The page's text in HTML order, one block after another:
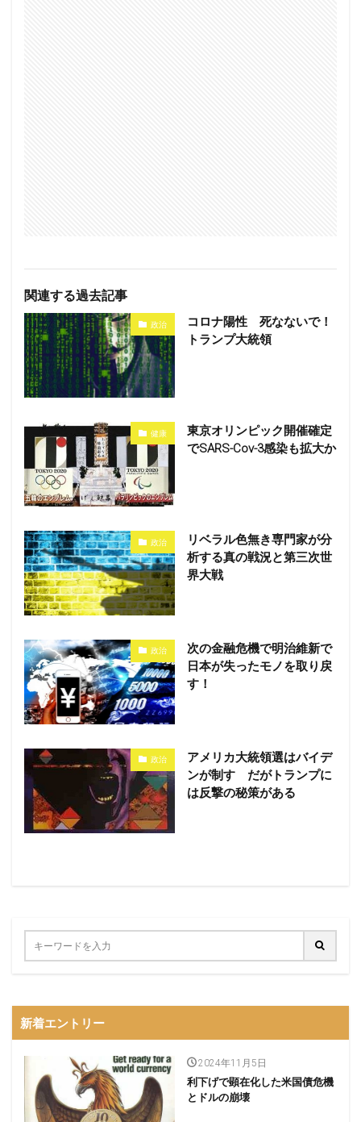
関連する過去記事
政治
コロナ陽性 死なないで！
トランプ大統領
健康
東京オリンピック開催確定
でSARS-Cov-3感染も拡大か
政治
リベラル色無き専門家が分
析する真の戦況と第三次世
界大戦
政治
次の金融危機で明治維新で
日本が失ったモノを取り戻
す！
政治
アメリカ大統領選はバイデ
ンが制す だがトランプに
は反撃の秘策がある
新着エントリー
2024年11月5日
利下げで顕在化した米国債危機
とドルの崩壊